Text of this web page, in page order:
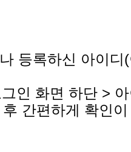
등록하신 아이디
인 화면 하단 >
간편하게 확인